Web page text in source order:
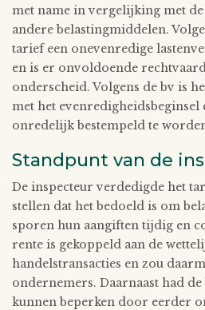
met name in vergelijking met
andere belastingmiddelen.
tarief een onevenredige
en is er onvoldoende
onderscheid. Volgens de bv is
met het
onredelijk bestempeld te
Standpunt van de
De inspecteur verdedigde het
stellen dat het bedoeld is om
sporen hun aangiften tijdig en
rente is gekoppeld aan de
handelstransacties en zou
ondernemers. Daarnaast had
kunnen beperken door eerder